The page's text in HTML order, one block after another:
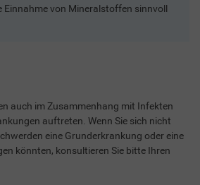
Einnahme von Mineralstoffen sinnvoll
auch im Zusammenhang mit Infekten
auftreten. Wenn Sie sich nicht
eine Grunderkrankung oder eine
könnten, konsultieren Sie bitte Ihren